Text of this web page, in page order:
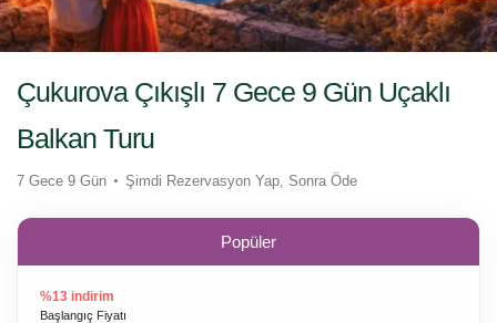
Çukurova Çıkışlı 7 Gece 9 Gün Uçaklı
Balkan Turu
7 Gece 9 Gün Şimdi Rezervasyon Yap, Sonra Öde
Popüler
%13 indirim
Başlangıç Fiyatı